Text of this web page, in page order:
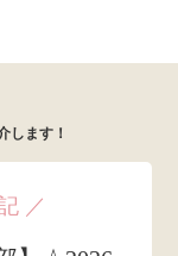
します！
／